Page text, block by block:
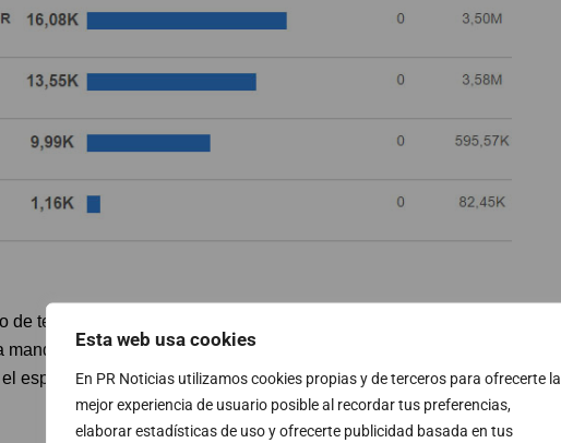
Esta web usa cookies
En PR Noticias utilizamos cookies propias y de terceros para ofrecerte la
mejor experiencia de usuario posible al recordar tus preferencias,
elaborar estadísticas de uso y ofrecerte publicidad basada en tus
de temporada. En esta ocasión para
en Twitter. Con la polémica que rodea en la
espacio de laSexta se ha quedado por encima de los 16.000